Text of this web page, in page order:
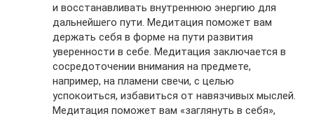
и восстанавливать внутреннюю энергию для
дальнейшего пути. Медитация поможет вам
держать себя в форме на пути развития
уверенности в себе. Медитация заключается в
сосредоточении внимания на предмете,
например, на пламени свечи, с целью
успокоиться, избавиться от навязчивых мыслей.
Медитация поможет вам «заглянуть в себя»,